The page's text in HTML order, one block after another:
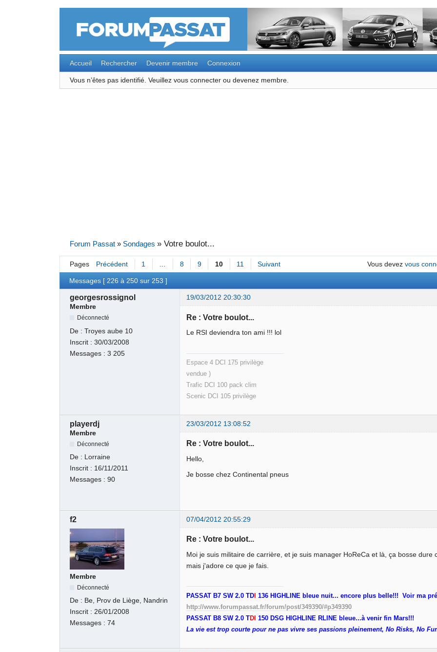
Accueil Rechercher Devenir membre Connexion
Vous n’êtes pas identifié. Veuillez vous connecter ou devenez membre.
Forum Passat » Sondages » Votre boulot...
Pages Précédent 1 … 8 9 10 11 Suivant Vous devez vous
Messages [ 226 à 250 sur 253 ]
georgesrossignol
19/03/2012 20:30:30
Membre
Déconnecté
De :Troyes aube 10
Inscrit :30/03/2008
Messages :3 205
Re : Votre boulot...
Le RSI deviendra ton ami !!! lol
Espace 4 DCI 175 privilège Passat 3BG
vendue )
Trafic DCI 100 pack clim
Scenic DCI 105 privilège
playerdj
23/03/2012 13:08:52
Membre
Déconnecté
De : Lorraine
Inscrit : 16/11/2011
Messages :90
Re : Votre boulot...
Hello,
Je bosse chez Continental pneus
f2 07/04/2012 20:55:29
Membre
Déconnecté
De : Be, Prov de Liège, Nandrin
Inscrit :26/01/2008
Messages :74
Re : Votre boulot...
Moi je suis militaire de carrière, et je suis manager HoReCa et là, ça bosse dure
mais j'adore ce que je fais.
PASSAT B7 SW 2.0 TD 136 HIGHLINE bleue nuit... encore plus belle!!! Voir ma
http://www.forumpassat.fr/forum/post/349390/#p349390
PASSAT B8 SW 2.0 TDI 150 DSG HIGHLINE RLINE bleue...à venir fin Mars!!!
La vie est trop courte pour ne pas vivre ses passions pleinement, No Risks, No